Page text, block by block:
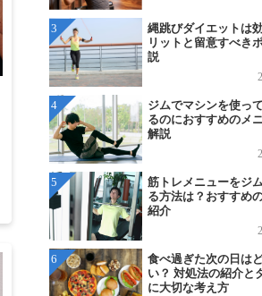
縄跳びダイエットは
リットと留意すべき
説
ジムでマシンを使っ
るのにおすすめのメ
解説
筋トレメニューをジ
る方法は？おすすめ
紹介
食べ過ぎた次の日は
い？ 対処法の紹介と
に大切な考え方